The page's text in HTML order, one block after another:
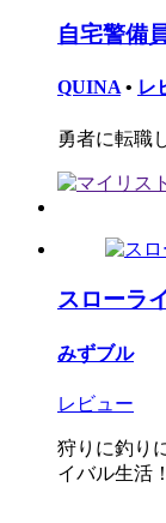
自宅警備
QUINA • レ
勇者に転職
スローラ
みずブル
レビュー
狩りに釣り
イバル生活！